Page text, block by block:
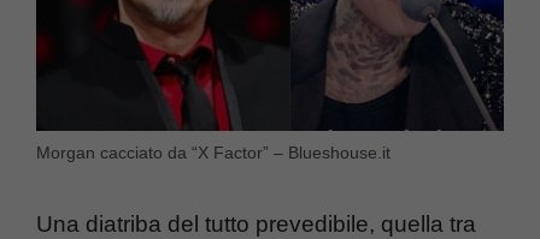
Morgan cacciato da “X Factor” – Blueshouse.it
Una diatriba del tutto prevedibile, quella tra